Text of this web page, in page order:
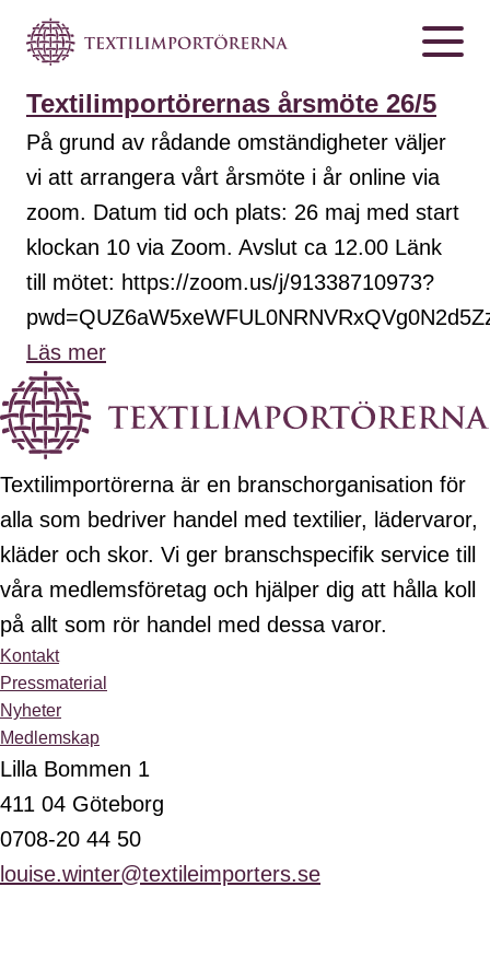
Textilimportörernas årsmöte 26/5
På grund av rådande omständigheter väljer
vi att arrangera vårt årsmöte i år online via
zoom. Datum tid och plats: 26 maj med start
klockan 10 via Zoom. Avslut ca 12.00 Länk
till mötet: https://zoom.us/j/91338710973?
Läs mer
Textilimportörerna är en branschorganisation för
alla som bedriver handel med textilier, lädervaror,
kläder och skor. Vi ger branschspecifik service till
våra medlemsföretag och hjälper dig att hålla koll
på allt som rör handel med dessa varor.
Kontakt
Pressmaterial
Nyheter
Medlemskap
Lilla Bommen 1
411 04 Göteborg
0708-20 44 50
louise.winter@textileimporters.se